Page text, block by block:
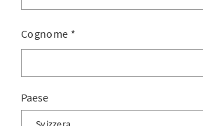
Cognome *
Paese